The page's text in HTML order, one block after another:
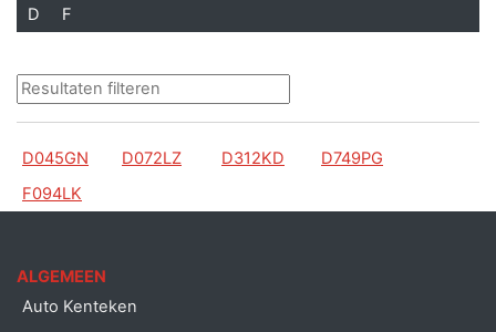
D F
D045GN D072LZ D312KD
D749PG
F094LK
ALGEMEEN
Auto Kenteken